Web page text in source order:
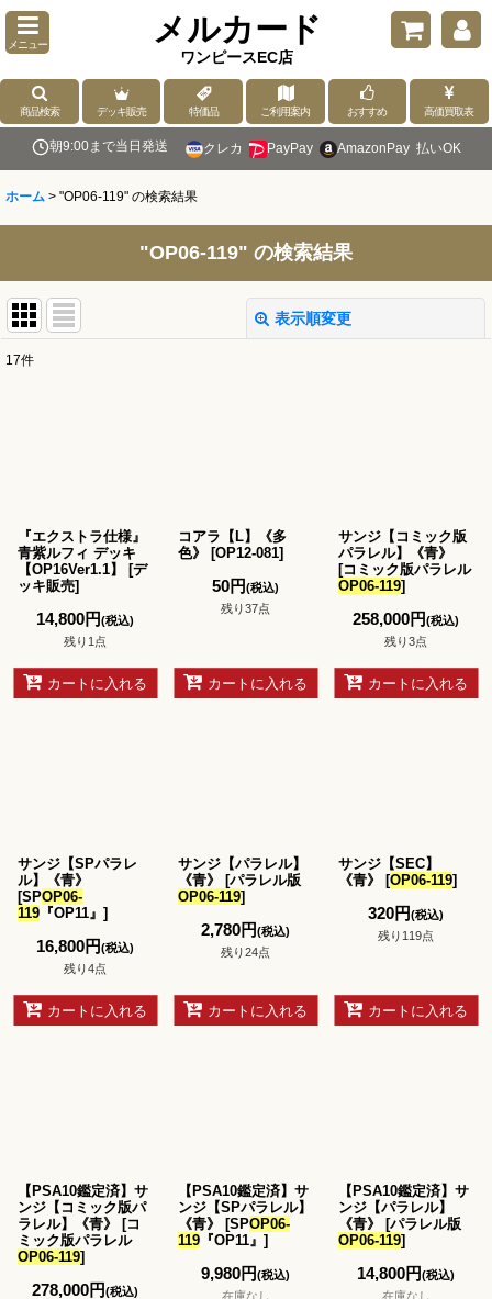
メニュー メルカード
ワンピースEC店
商品検索 デッキ販売 特価品 ご利用案内 おすすめ 高価買取表
朝9:00まで当日発送 クレカ PayPay AmazonPay 払いOK
ホーム > "OP06-119" の検索結果
"OP06-119" の検索結果
表示順変更
絞り込む
17件
『エクストラ仕様』
青紫ルフィ デッキ
【OP16Ver1.1】
[デ
ッキ販売]
14,800円(税込)
残り1点
カートに入れる
コアラ【L】《多
色》
[OP12-081]
50円(税込)
残り37点
カートに入れる
サンジ【コミック版
パラレル】《青》
[コミック版パラレル
OP06-119]
258,000円(税込)
残り3点
カートに入れる
サンジ【SPパラレ
ル】《青》
[SPOP06-
119 『OP11』 ]
16,800円(税込)
残り4点
カートに入れる
サンジ【パラレル】
《青》
[パラレル版
OP06-119]
2,780円(税込)
残り24点
カートに入れる
サンジ【SEC】
《青》
[OP06-119]
320円(税込)
残り119点
カートに入れる
【PSA10鑑定済】サ
ンジ【コミック版パ
ラレル】《青》
[コ
ミック版パラレル
OP06-119]
278,000円(税込)
【PSA10鑑定済】サ
ンジ【SPパラレル】
《青》
[SPOP06-
119『OP11』 ]
9,980円(税込)
在庫なし
【PSA10鑑定済】サ
ンジ【パラレル】
《青》
[パラレル版
OP06-119]
14,800円(税込)
在庫なし